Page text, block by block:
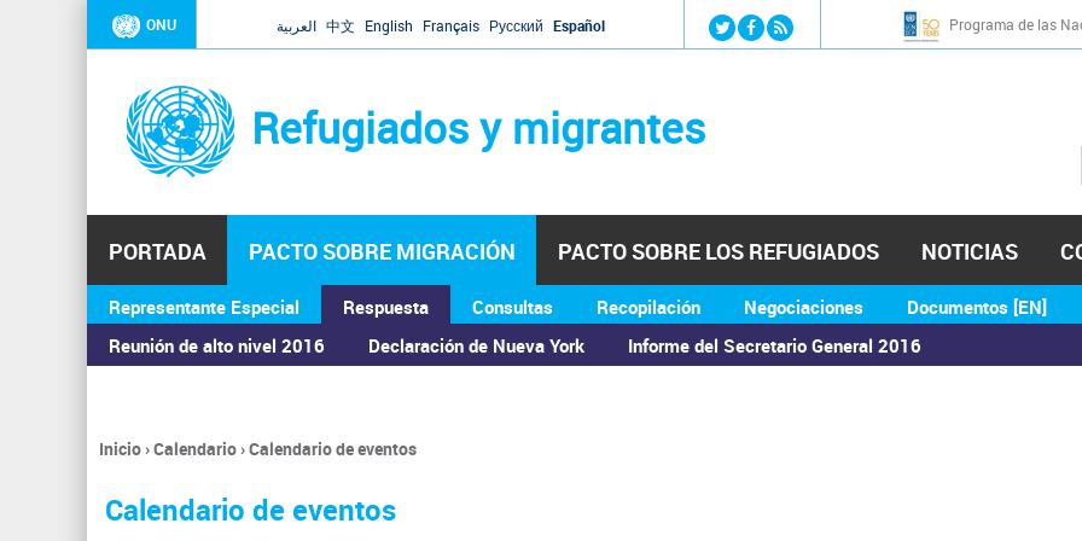
Jump to navigation
ONU العربية 中文 English Français Русский Español Programa de las
Refugiados y migrantes
PORTADA PACTO SOBRE MIGRACIÓN
Representante Especial
Respuesta
Reunión de alto nivel 2016
Declaración de Nueva York Informe del Secretario General 2016
Consultas Recopilación Negociaciones Documentos [EN]
PACTO SOBRE LOS REFUGIADOS NOTICIAS
ASAMBLEA GENERAL
Se
encuentra
usted
Inicio›Calendario›Calendario de eventos
Calendario de eventos